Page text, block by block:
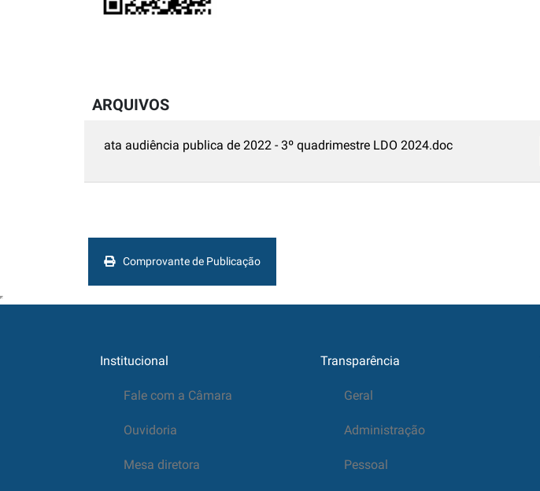
ARQUIVOS
ata audiência publica de 2022 - 3º quadrimestre LDO 2024.doc
Comprovante de Publicação
Institucional
Fale com a Câmara
Ouvidoria
Mesa diretora
Transparência
Geral
Administração
Pessoal